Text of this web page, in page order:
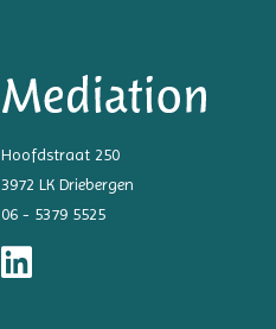
Hoofdstraat 250
3972 LK Driebergen
06 - 5379 5525